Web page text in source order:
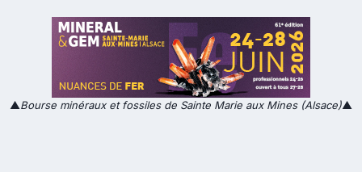
▲Bourse minéraux et fossiles de Sainte Marie aux Mines (Alsace)▲